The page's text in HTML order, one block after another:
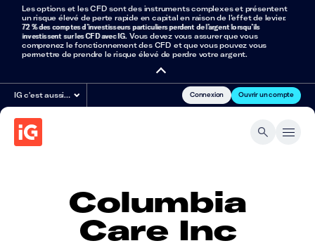
Les options et les CFD sont des instruments complexes et présentent
un risque élevé de perte rapide en capital en raison de l’effet de levier.
72 % des comptes d’investisseurs particuliers perdent de l’argent lorsqu’ils
investissent sur les CFD avec IG. Vous devez vous assurer que vous
comprenez le fonctionnement des CFD et que vous pouvez vous
permettre de prendre le risque élevé de perdre votre argent.
IG c'est aussi… Connexion Ouvrir un compte
Columbia
Care Inc